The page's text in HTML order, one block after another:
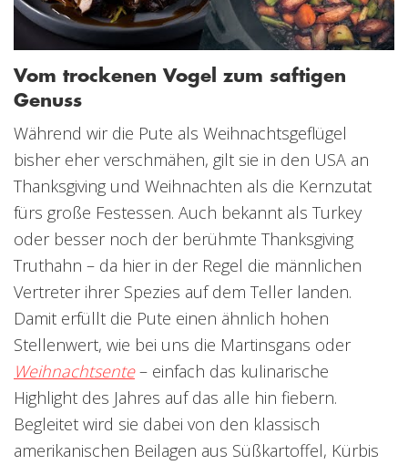
Vom trockenen Vogel zum saftigen
Genuss
Während wir die Pute als Weihnachtsgeflügel
bisher eher verschmähen, gilt sie in den USA an
Thanksgiving und Weihnachten als die Kernzutat
fürs große Festessen. Auch bekannt als Turkey
oder besser noch der berühmte Thanksgiving
Truthahn – da hier in der Regel die männlichen
Vertreter ihrer Spezies auf dem Teller landen.
Damit erfüllt die Pute einen ähnlich hohen
Stellenwert, wie bei uns die Martinsgans oder
Weihnachtsente – einfach das kulinarische
Highlight des Jahres auf das alle hin fiebern.
Begleitet wird sie dabei von den klassisch
amerikanischen Beilagen aus Süßkartoffel, Kürbis